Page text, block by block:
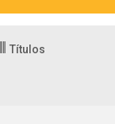
Títulos